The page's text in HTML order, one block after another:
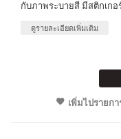
กับภาพระบายสี มีสติกเก
ดูรายละเอียดเพิ่มเติม
เพิ่มไปรายก